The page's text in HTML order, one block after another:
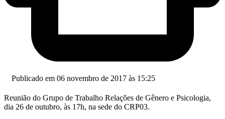
Publicado em 06 novembro de 2017 às 15:25
Reunião do Grupo de Trabalho Relações de Gênero e Psicologia,
dia 26 de outubro, às 17h, na sede do CRP03.